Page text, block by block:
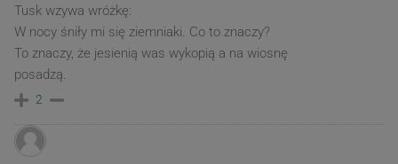
Tusk wzywa wróżkę:
W nocy śniły mi się ziemniaki. Co to znaczy?
To znaczy, że jesienią was wykopią a na wiosnę
posadzą.
2